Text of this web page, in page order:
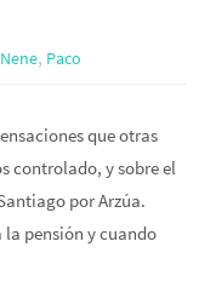
Nene, Paco
que otras
controlado, y sobre el
por Arzúa.
la pensión y cuando